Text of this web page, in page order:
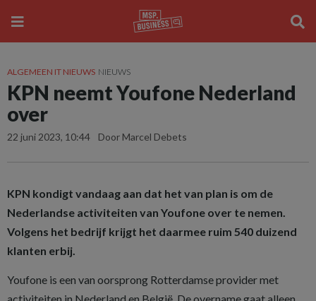
ALGEMEEN IT NIEUWS NIEUWS
KPN neemt Youfone Nederland
over
22 juni 2023, 10:44 Door Marcel Debets
KPN kondigt vandaag aan dat het van plan is om de
Nederlandse activiteiten van Youfone over te nemen.
Volgens het bedrijf krijgt het daarmee ruim 540 duizend
klanten erbij.
Youfone is een van oorsprong Rotterdamse provider met